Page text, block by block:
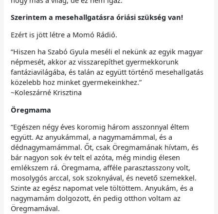
Szerintem a mesehallgatásra óriási szükség van!
Ezért is jött létre a Momó Rádió.
“Hiszen ha Szabó Gyula meséli el nekünk az egyik magyar
népmesét, akkor az visszarepíthet gyermekkorunk
fantáziavilágába, és talán az együtt történő mesehallgatás
közelebb hoz minket gyermekeinkhez.”
~Koleszárné Krisztina
Öregmama
“Egészen négy éves koromig három asszonnyal éltem
együtt. Az anyukámmal, a nagymamámmal, és a
dédnagymamámmal. Őt, csak Öregmamának hívtam, és
bár nagyon sok év telt el azóta, még mindig élesen
emlékszem rá. Öregmama, afféle parasztasszony volt,
mosolygós arccal, sok szoknyával, és nevető szemekkel.
Szinte az egész napomat vele töltöttem. Anyukám, és a
nagymamám dolgozott, én pedig otthon voltam az
Öregmamával.